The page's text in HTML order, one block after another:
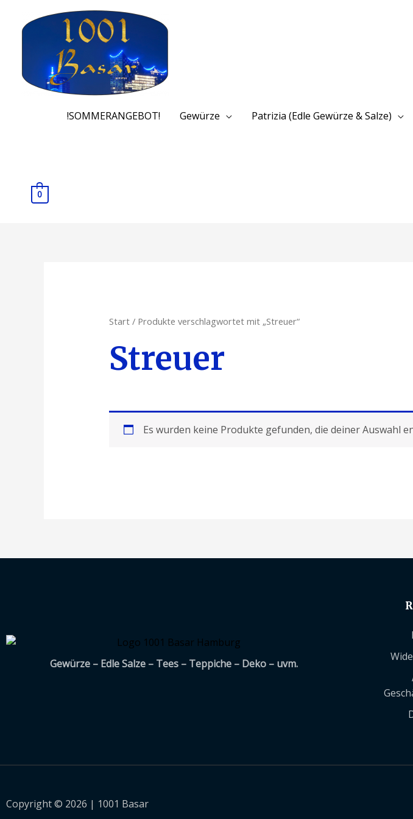
!SOMMERANGEBOT! Gewürze Patrizia (Edle Gewürze & Salze)
0
Start/ Produkte verschlagwortet mit „Streuer“
Streuer
Es wurden keine Produkte gefunden, die deiner Auswahl
Gewürze – Edle Salze – Tees – Teppiche – Deko – uvm.
Copyright © 2026 | 1001 Basar